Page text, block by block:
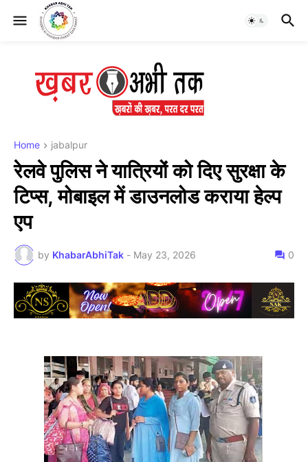
Home jabalpur
रेलवे पुलिस ने यात्रियों को दिए सुरक्षा के
टिप्स, मोबाइल में डाउनलोड कराया हेल्प
एप
by KhabarAbhiTak - May 23, 2026 0